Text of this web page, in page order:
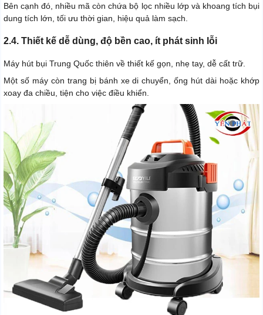
Bên cạnh đó, nhiều mã còn chứa bộ lọc nhiều lớp và khoang tích bụi
dung tích lớn, tối ưu thời gian, hiệu quả làm sạch.
2.4. Thiết kế dễ dùng, độ bền cao, ít phát sinh lỗi
Máy hút bụi Trung Quốc thiên về thiết kế gọn, nhẹ tay, dễ cất trữ.
Một số máy còn trang bị bánh xe di chuyển, ống hút dài hoặc khớp
xoay đa chiều, tiện cho việc điều khiển.